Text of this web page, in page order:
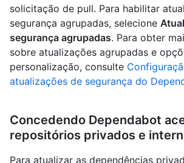
solicitação de pull. Para habilitar
segurança agrupadas, selecione
segurança agrupadas. Para obter
sobre atualizações agrupadas e
personalização, consulte
atualizações de segurança do
Concedendo Dependabot
repositórios privados e
Para atualizar as dependências